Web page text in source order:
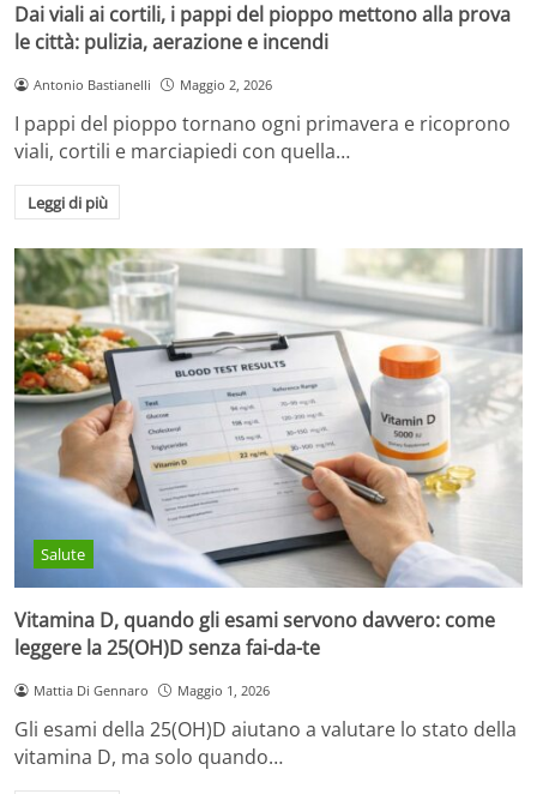
Dai viali ai cortili, i pappi del pioppo mettono alla prova
le città: pulizia, aerazione e incendi
Antonio Bastianelli Maggio 2, 2026
I pappi del pioppo tornano ogni primavera e ricoprono
viali, cortili e marciapiedi con quella…
Leggi di più
Salute
Vitamina D, quando gli esami servono davvero: come
leggere la 25(OH)D senza fai-da-te
Mattia Di Gennaro Maggio 1, 2026
Gli esami della 25(OH)D aiutano a valutare lo stato della
vitamina D, ma solo quando…